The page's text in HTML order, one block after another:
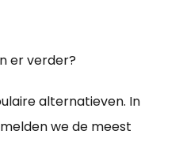
er verder?
alternatieven. In
we de meest